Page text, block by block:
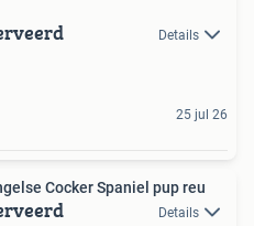
Details
25 jul 26
Cocker Spaniel pup reu
Details